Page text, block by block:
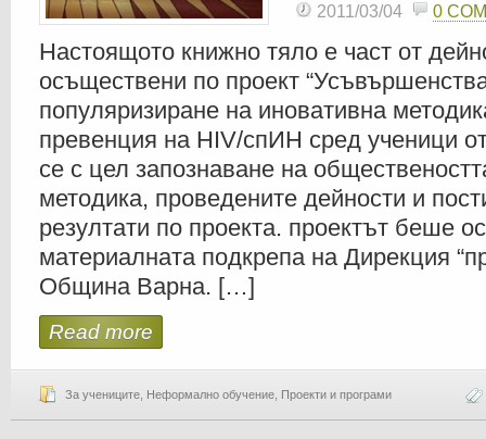
2011/03/04 0
Настоящото книжно тяло е част от
осъществени по проект
популяризиране на иновативна
превенция на HIV/спИН сред ученици
се с цел запознаване на
методика, проведените дейности и
резултати по проекта. проектът беше
материалната подкрепа на Дирекция
Община Варна. […]
Read more
За учениците Неформално обучение Проекти и програми